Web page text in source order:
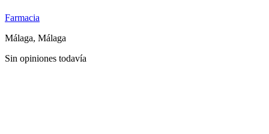
Farmacia
Málaga, Málaga
Sin opiniones todavía